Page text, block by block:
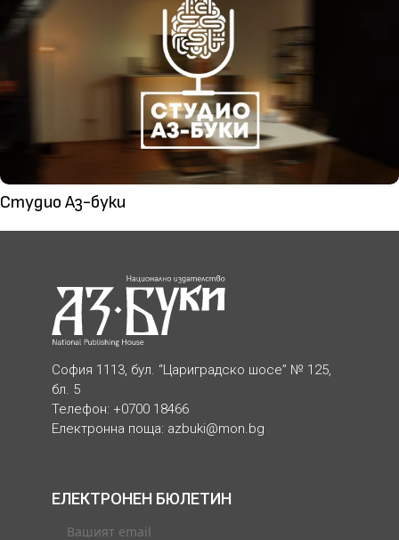
Студио Аз-буки
София 1113, бул. “Цариградско шосе” № 125,
бл. 5
Телефон: +0700 18466
Електронна поща: azbuki@mon.bg
ЕЛЕКТРОНЕН БЮЛЕТИН